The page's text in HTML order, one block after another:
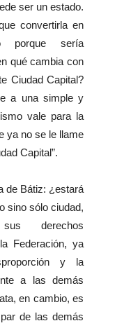
ser un estado.
convertirla en
porque sería
qué cambia con
Ciudad Capital?
a una simple y
vale para la
ya no se le llame
Capital”.
de Bátiz: ¿estará
sino sólo ciudad,
derechos
Federación, ya
y la
a las demás
en cambio, es
de las demás